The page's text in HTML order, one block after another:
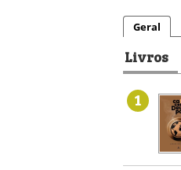
Geral
Livros
1